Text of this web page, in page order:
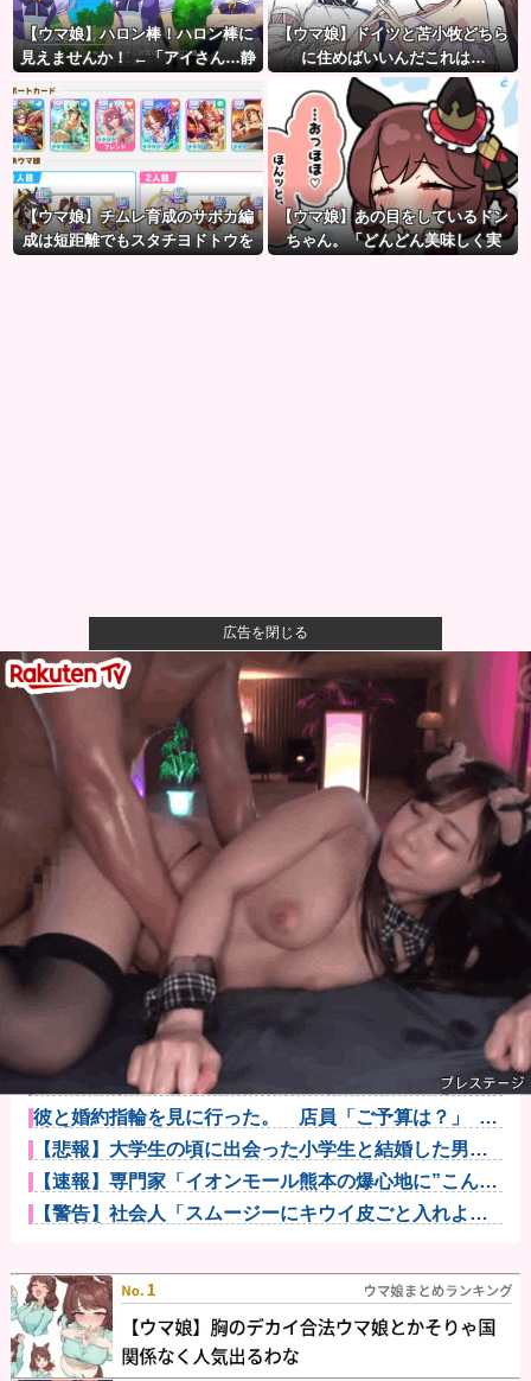
【ウマ娘】ハロン棒！ハロン棒に
見えませんか！ ←「アイさん…静
【ウマ娘】ドイツと苫小牧どちら
に住めばいいんだこれは…
【ウマ娘】チムレ育成のサポカ編
成は短距離でもスタチヨドトウを
【ウマ娘】あの目をしているドン
ちゃん。「どんどん美味しく実
【悲報】有名漫画家、がんを公表「大腸癌になってし
まいました。...
【動画】大阪府警に射殺されたオッサン、めちゃめち
ゃ苦しそうに...
【悲報】男が嫌いな男の特徴がこちらｗｗｗｗｗｗｗ
ｗｗｗ
町の弁当屋「申し訳ないが消費税1%になったらその分
商品代を値...
人気配信者さん、加藤純一さんのファンに「RUSTで
お気に入り...
【P】エッセイスト「原爆を二度と使わせてはならな
い」→リプ「...
【悲報】有名漫画家「体重の減少が止まりません」→
ファンから心...
【悲報】ロシア、じわじわと逝き始める他
【怒報】国税庁「あのさぁ！君らがちゃんと納税して
くれないとこ...
メーカーはデカヘソ8個保留3個返しのミドル機を出せ
よ！！！！...
彼と婚約指輪を見に行った。 店員「ご予算は？」 彼
氏「80...
【悲報】大学生の頃に出会った小学生と結婚した男、
めちゃくちゃ...
【速報】専門家「イオンモール熊本の爆心地に”こんな
もの”があ...
【警告】社会人「スムージーにキウイ皮ごと入れよ。
広告を閉じる